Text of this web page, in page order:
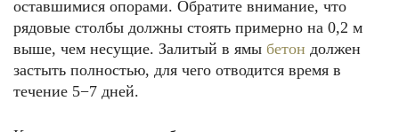
оставшимися опорами. Обратите внимание, что
рядовые столбы должны стоять примерно на 0,2 м
выше, чем несущие. Залитый в ямы бетон должен
застыть полностью, для чего отводится время в
течение 5−7 дней.